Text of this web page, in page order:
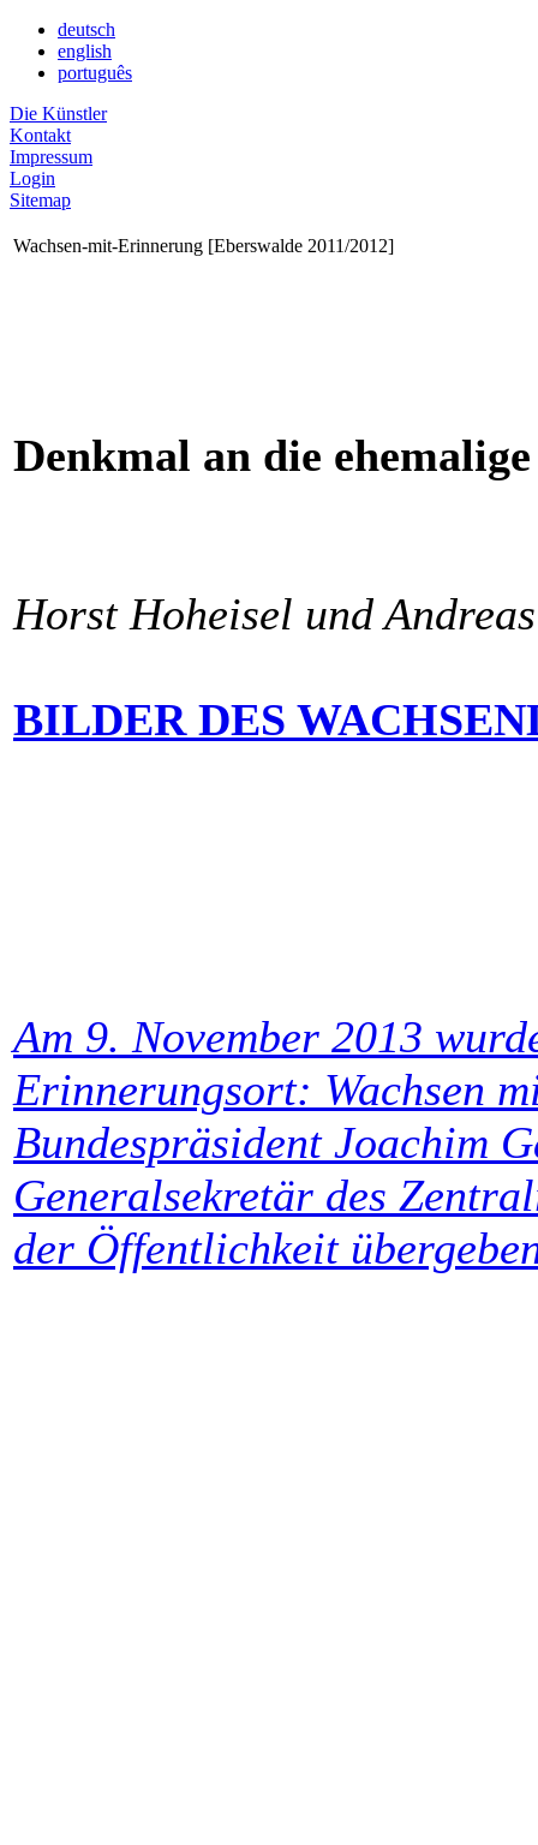
deutsch
english
português
Die Künstler
Kontakt
Impressum
Login
Sitemap
Wachsen-mit-Erinnerung [Eberswalde 2011/2012]
Denkmal an die
Horst Hoheisel und
BILDER DES
Am 9. November 2013
Erinnerungsort: Wachsen
Bundespräsident Joachim
Generalsekretär des
der Öffentlichkeit